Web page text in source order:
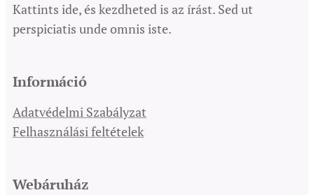
Kattints ide, és kezdheted is az írást. Sed ut
perspiciatis unde omnis iste.
Információ
Adatvédelmi Szabályzat
Felhasználási feltételek
Webáruház